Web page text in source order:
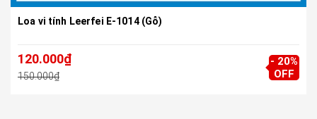
Loa vi tính Leerfei E-1014 (Gỗ)
120.000₫
150.000₫
- 20%
OFF